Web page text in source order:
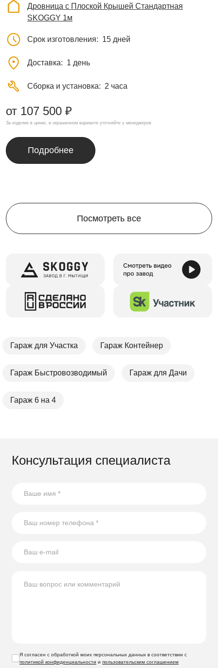
Дровница с Плоской Крышей Стандартная
SKOGGY 1м
Срок изготовления 15 дней
Доставка 1 день
Сборка и установка 2 часа
от 107 500 ₽
За изделие в цинке, в окрашенном варианте уточняйте у менеджеров
Подробнее
Посмотреть все
Гараж для Участка Гараж Контейнер
Гараж Быстровозводимый Гараж для Дачи
Гараж 6 на 4
Консультация специалиста
Я согласен с обработкой моих персональных данных в соответствии с
политикой конфиденциальности и пользовательским соглашением